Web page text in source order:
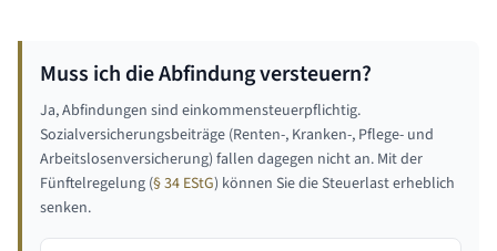
Muss ich die Abfindung versteuern?
Ja, Abfindungen sind einkommensteuerpflichtig.
Sozialversicherungsbeiträge (Renten-, Kranken-, Pflege- und
Arbeitslosenversicherung) fallen dagegen nicht an. Mit der
Fünftelregelung (§ 34 EStG) können Sie die Steuerlast erheblich
senken.